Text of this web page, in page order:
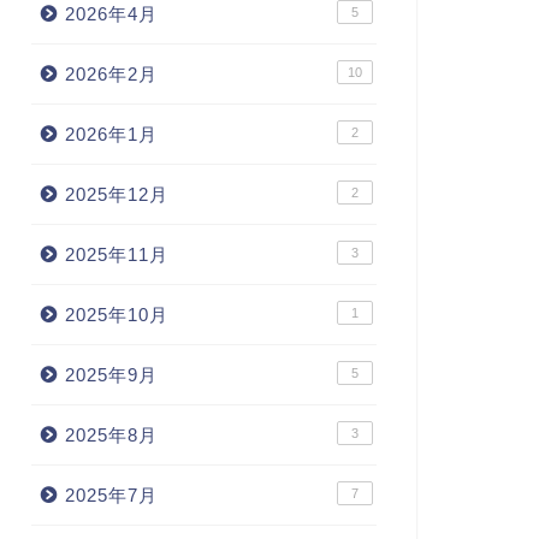
2026年4月 5
2026年2月 10
2026年1月 2
2025年12月 2
2025年11月 3
2025年10月 1
2025年9月 5
2025年8月 3
2025年7月 7